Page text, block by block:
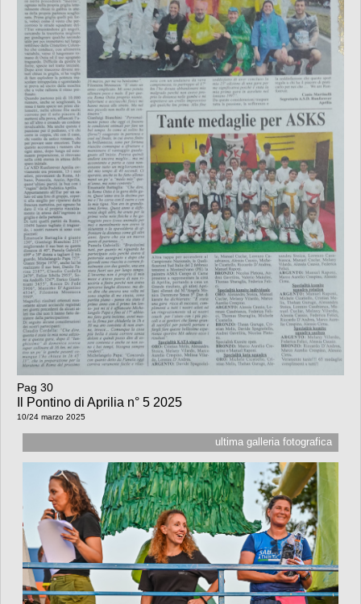
Pag 30
Il Pontino di Aprilia n° 5 2025
10/24 marzo 2025
ultima galleria fotografica